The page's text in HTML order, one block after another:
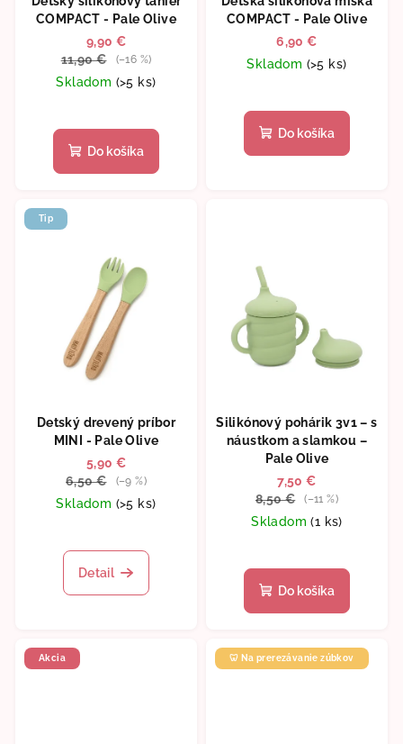
COMPACT - Pale Olive
9,90 €
11,90 €
(–16 %)
Skladom (>5 ks)
hodnotenie
produktu
Do košíka
COMPACT - Pale Olive
6,90 €
Skladom (>5 ks)
Do košíka
Tip
Detský drevený príbor
MINI - Pale Olive
5,90 €
6,50 €
(–9 %)
Skladom (>5 ks)
Detail
Silikónový pohárik 3v1 – s
náustkom a slamkou –
Pale Olive
7,50 €
8,50 €
(–11 %)
Skladom(1 ks)
Do košíka
Akcia 🦷 Na prerezávanie zúbkov